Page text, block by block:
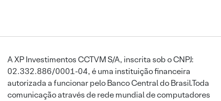
A XP Investimentos CCTVM S/A, inscrita sob o CNPJ:
02.332.886/0001-04, é uma instituição financeira
autorizada a funcionar pelo Banco Central do Brasil.Toda
comunicação através de rede mundial de computadores